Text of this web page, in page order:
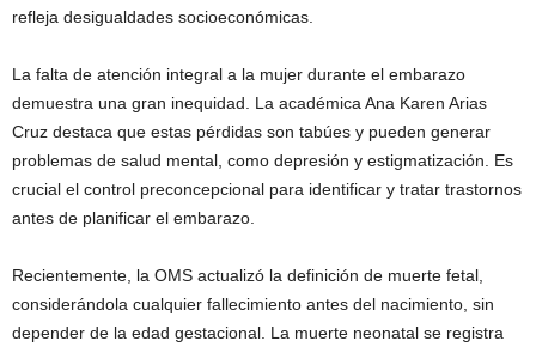
refleja desigualdades socioeconómicas.
La falta de atención integral a la mujer durante el embarazo
demuestra una gran inequidad. La académica Ana Karen Arias
Cruz destaca que estas pérdidas son tabúes y pueden generar
problemas de salud mental, como depresión y estigmatización. Es
crucial el control preconcepcional para identificar y tratar trastornos
antes de planificar el embarazo.
Recientemente, la OMS actualizó la definición de muerte fetal,
considerándola cualquier fallecimiento antes del nacimiento, sin
depender de la edad gestacional. La muerte neonatal se registra